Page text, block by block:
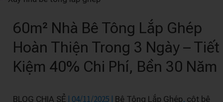
60m² Nhà Bê Tông Lắp Ghép
Hoàn Thiện Trong 3 Ngày – Tiết
Kiệm 40% Chi Phí, Bền 30 Năm
BLOG CHIA SẺ | 04/11/2025 | Bê Tông Lắp Ghép, cột bê
Bê
Tông
Lắp
Ghép
Thiện